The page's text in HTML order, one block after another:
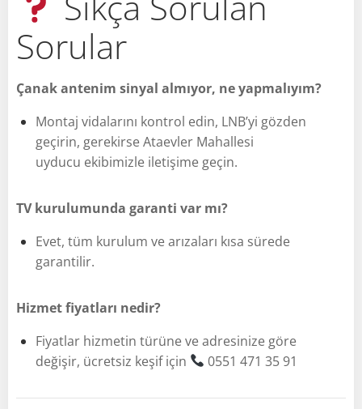
Sorular
Çanak antenim sinyal almıyor, ne yapmalıyım?
Montaj vidalarını kontrol edin, LNB’yi gözden
geçirin, gerekirse Ataevler Mahallesi
uyducu ekibimizle iletişime geçin.
TV kurulumunda garanti var mı?
Evet, tüm kurulum ve arızaları kısa sürede
garantilir.
Hizmet fiyatları nedir?
Fiyatlar hizmetin türüne ve adresinize göre
değişir, ücretsiz keşif için
0551 471 35 91